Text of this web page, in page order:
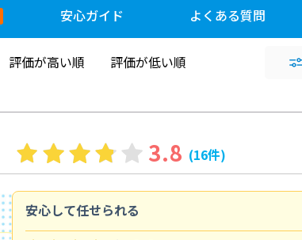
安心ガイド よくある質問
評価が高い順 評価が低い順
3.8 (16件)
安心して任せられる